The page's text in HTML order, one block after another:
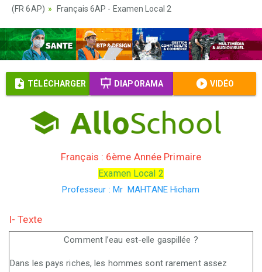
(FR 6AP)
Français 6AP - Examen Local 2
TÉLÉCHARGER DIAPORAMA VIDÉO
Français : 6ème Année Primaire
Examen Local 2
Professeur : Mr MAHTANE Hicham
I- Texte
Comment l’eau est-elle gaspillée ?
Dans les pays riches, les hommes sont rarement assez